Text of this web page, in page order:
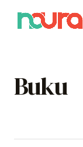
Buku